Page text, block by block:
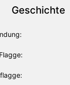
Geschichte